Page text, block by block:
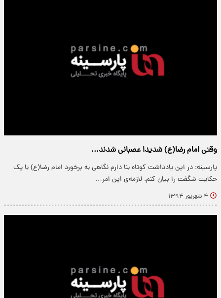
وقتی امام رضا(ع) شدیدا عصبانی شدند...
پارسینه: در اين يادداشت کوتاه بنا دارم نگاهی به برخورد امام رضا(ع) با يک
حکایت شگفت را بيان کنم. لازمه‌ی اين امر…
۴ شهریور ۱۳۹۴